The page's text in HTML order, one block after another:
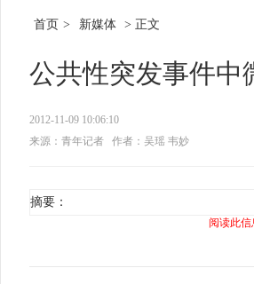
首页 > 新媒体 > 正文
公共性突发事件中
2012-11-09 10:06:10
来源：青年记者
作者：吴瑶 韦妙
摘要：
阅读此信